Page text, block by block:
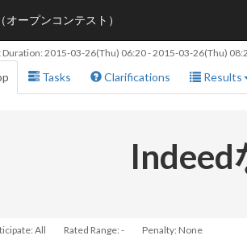
ープンコンテスト）
Duration: 2015-03-26(Thu) 06:20-2015-03-26(Thu)
Tasks Clarifications Results
Indeed
All Rated Range: - Penalty: None